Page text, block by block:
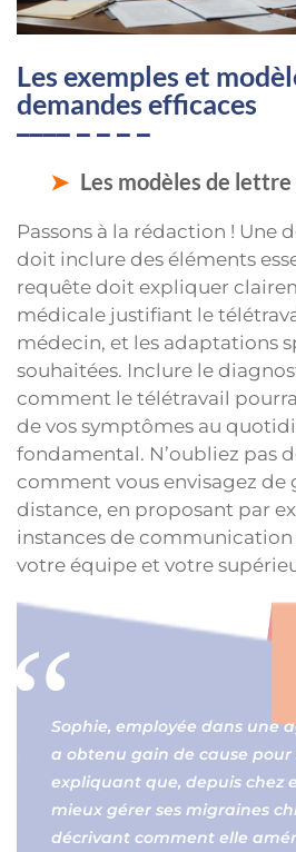
Les exemples et
demandes efficaces
Les modèles de lettre
Passons à la rédaction ! Une
doit inclure des éléments
requête doit expliquer
médicale justifiant le
médecin, et les adaptations
souhaitées. Inclure le
comment le télétravail
de vos symptômes au
fondamental. N’oubliez pas
comment vous envisagez de
distance, en proposant par
instances de communication
votre équipe et votre
Sophie, employée dans une
a obtenu gain de cause
expliquant que, depuis chez
mieux gérer ses migraines
décrivant comment elle